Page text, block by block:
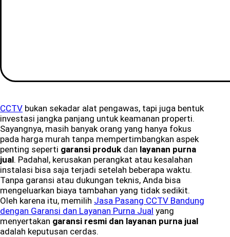
CCTV bukan sekadar alat pengawas, tapi juga bentuk
investasi jangka panjang untuk keamanan properti.
Sayangnya, masih banyak orang yang hanya fokus
pada harga murah tanpa mempertimbangkan aspek
penting seperti garansi produk dan layanan purna
jual. Padahal, kerusakan perangkat atau kesalahan
instalasi bisa saja terjadi setelah beberapa waktu.
Tanpa garansi atau dukungan teknis, Anda bisa
mengeluarkan biaya tambahan yang tidak sedikit.
Oleh karena itu, memilih Jasa Pasang CCTV Bandung
dengan Garansi dan Layanan Purna Jual yang
menyertakan garansi resmi dan layanan purna jual
adalah keputusan cerdas.